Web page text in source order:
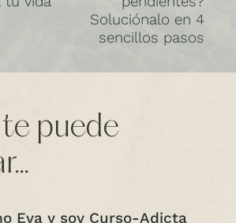
Soluciónalo en 4
sencillos pasos
puede
Eva y soy Curso-Adicta